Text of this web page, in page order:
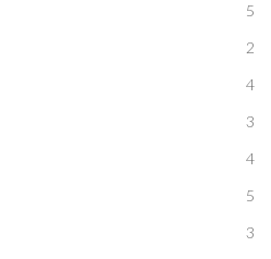
5
2
4
3
4
5
3